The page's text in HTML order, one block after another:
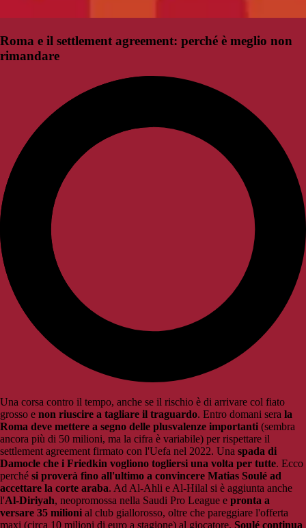
Roma e il settlement agreement: perché è meglio non
rimandare
Una corsa contro il tempo, anche se il rischio è di arrivare col fiato
grosso e non riuscire a tagliare il traguardo. Entro domani sera la
Roma deve mettere a segno delle plusvalenze importanti (sembra
ancora più di 50 milioni, ma la cifra è variabile) per rispettare il
settlement agreement firmato con l'Uefa nel 2022. Una spada di
Damocle che i Friedkin vogliono togliersi una volta per tutte. Ecco
perché si proverà fino all'ultimo a convincere Matias Soulé ad
accettare la corte araba. Ad Al-Ahli e Al-Hilal si è aggiunta anche
l'Al-Diriyah, neopromossa nella Saudi Pro League e pronta a
versare 35 milioni al club giallorosso, oltre che pareggiare l'offerta
maxi (circa 10 milioni di euro a stagione) al giocatore. Soulé continua